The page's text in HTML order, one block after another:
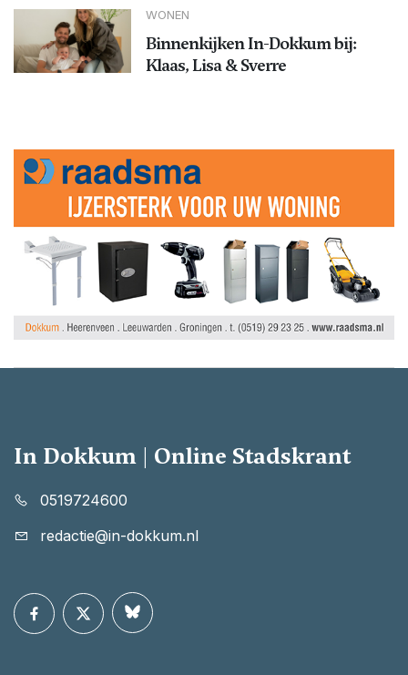
WONEN
Binnenkijken In-Dokkum bij:
Klaas, Lisa & Sverre
In Dokkum | Online Stadskrant
0519724600
redactie@in-dokkum.nl